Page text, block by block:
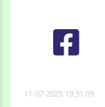
11-07-2025 19:31:09